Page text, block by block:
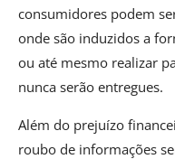
consumidores podem
onde são induzidos a
ou até mesmo realizar
nunca serão entregues.
Além do prejuízo
roubo de informações